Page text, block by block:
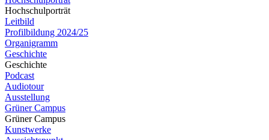
Hochschulporträt
Leitbild
Profilbildung 2024/25
Organigramm
Geschichte
Geschichte
Podcast
Audiotour
Ausstellung
Grüner Campus
Grüner Campus
Kunstwerke